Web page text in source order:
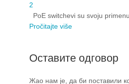
2
PoE switchevi su svoju
Pročitajte više
Оставите одговор
Жао нам је, да би поставили